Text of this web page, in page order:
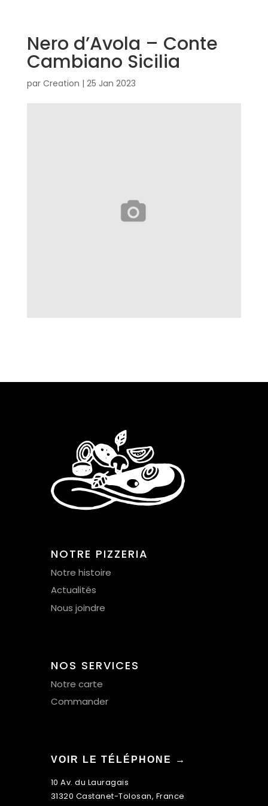
Nero d’Avola – Conte
Cambiano Sicilia
par Creation | 25 Jan 2023
NOTRE PIZZERIA
Notre histoire
Actualités
Nous joindre
NOS SERVICES
Notre carte
Commander
VOIR LE TÉLÉPHONE →
10 Av. du Lauragais
31320 Castanet-Tolosan, France